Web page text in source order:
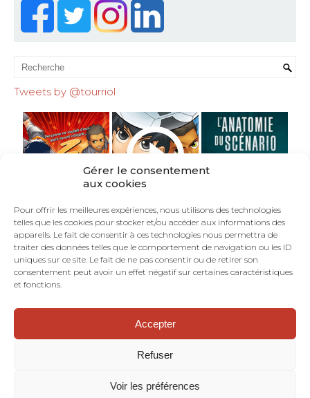
Gérer le consentement
aux cookies
Pour offrir les meilleures expériences, nous utilisons des technologies
telles que les cookies pour stocker et/ou accéder aux informations des
appareils. Le fait de consentir à ces technologies nous permettra de
traiter des données telles que le comportement de navigation ou les ID
uniques sur ce site. Le fait de ne pas consentir ou de retirer son
consentement peut avoir un effet négatif sur certaines caractéristiques
et fonctions.
Accepter
Refuser
Voir les préférences
Tweets by @tourriol
©TOURRIOL.COM - En Français dans le Texte :
blog de scénariste BD, comics, mangas.
Mentions Légales